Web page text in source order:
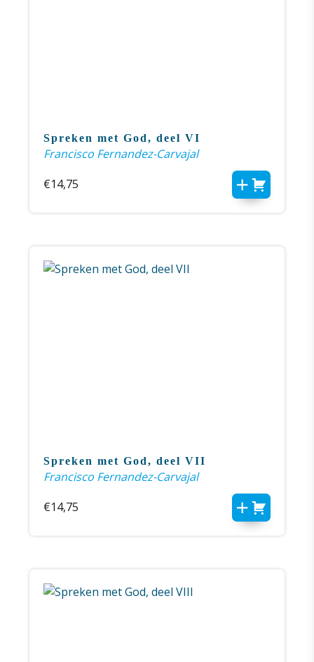
Spreken met God, deel VI
Francisco Fernandez-Carvajal
€14,75
Spreken met God, deel VII
Francisco Fernandez-Carvajal
€14,75